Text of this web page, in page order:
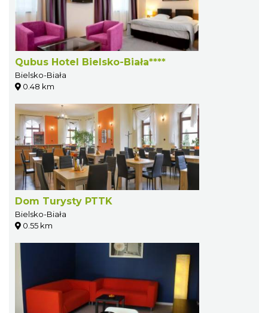
Qubus Hotel Bielsko-Biała****
Bielsko-Biała
0.48 km
Dom Turysty PTTK
Bielsko-Biała
0.55 km